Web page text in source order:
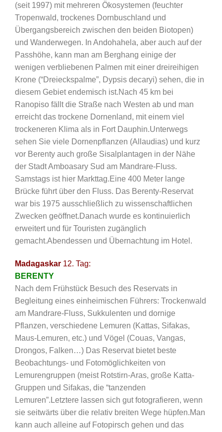
(seit 1997) mit mehreren Ökosystemen (feuchter
Tropenwald, trockenes Dornbuschland und
Übergangsbereich zwischen den beiden Biotopen)
und Wanderwegen. In Andohahela, aber auch auf der
Passhöhe, kann man am Berghang einige der
wenigen verbliebenen Palmen mit einer dreireihigen
Krone (“Dreieckspalme”, Dypsis decaryi) sehen, die in
diesem Gebiet endemisch ist.Nach 45 km bei
Ranopiso fällt die Straße nach Westen ab und man
erreicht das trockene Dornenland, mit einem viel
trockeneren Klima als in Fort Dauphin.Unterwegs
sehen Sie viele Dornenpflanzen (Allaudias) und kurz
vor Berenty auch große Sisalplantagen in der Nähe
der Stadt Amboasary Sud am Mandrare-Fluss.
Samstags ist hier Markttag.Eine 400 Meter lange
Brücke führt über den Fluss. Das Berenty-Reservat
war bis 1975 ausschließlich zu wissenschaftlichen
Zwecken geöffnet.Danach wurde es kontinuierlich
erweitert und für Touristen zugänglich
gemacht.Abendessen und Übernachtung im Hotel.
Madagaskar 12. Tag:
BERENTY
Nach dem Frühstück Besuch des Reservats in
Begleitung eines einheimischen Führers: Trockenwald
am Mandrare-Fluss, Sukkulenten und dornige
Pflanzen, verschiedene Lemuren (Kattas, Sifakas,
Maus-Lemuren, etc.) und Vögel (Couas, Vangas,
Drongos, Falken…) Das Reservat bietet beste
Beobachtungs- und Fotomöglichkeiten von
Lemurengruppen (meist Rotstirn-Aras, große Katta-
Gruppen und Sifakas, die “tanzenden
Lemuren”.Letztere lassen sich gut fotografieren, wenn
sie seitwärts über die relativ breiten Wege hüpfen.Man
kann auch alleine auf Fotopirsch gehen und das